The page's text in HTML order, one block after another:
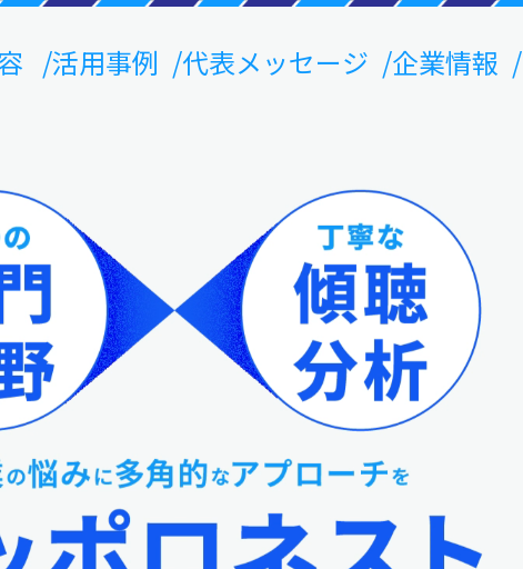
活用事例 代表メッセージ 企業情報